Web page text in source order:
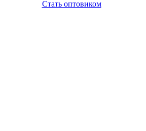
Стать оптовиком